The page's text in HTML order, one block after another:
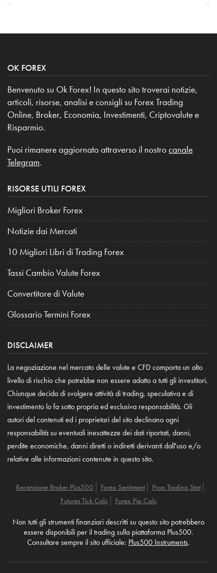
OK FOREX
Benvenuto su Ok Forex! In questo sito troverai notizie,
articoli, risorse, analisi e consigli su Forex Trading
Online, Broker, Economia, Investimenti, Criptovalute e
Risparmio.
Puoi rimanere aggiornato attraverso il nostro canale
Telegram.
RISORSE UTILI FOREX
Migliori Broker Forex
Notizie dai Mercati
10 Migliori Libri di Trading Forex
Tassi Cambio Valute Forex
Convertitore di Valute
Glossario Termini Forex
DISCLAIMER
La negoziazione nel mercato delle valute e CFD comporta un alto
livello di rischio che potrebbe non essere adatto a tutti gli investitori.
Chiunque decida di svolgere attività di trading, speculativa e di
investimento lo fa sotto propria ed esclusiva responsabilità. Gli
autori del contenuti ed i proprietari del sito declinano ogni
responsabilità su eventuali inesattezze dei dati riportati, danni,
perdite economiche, danni diretti o indiretti derivanti dall'uso e/o
relative alle informazioni contenute in questo sito.
Recensione Broker Plus500 Forex Sentiment
Prop Trading Stat
Futures Tick Calc
Forex Pip Calc
Non tutti gli strumenti finanziari descritti su questo sito potrebbero
essere disponibili per il trading sulla piattaforma Plus500.
Consultare sempre il sito ufficiale: Plus500 Instruments.